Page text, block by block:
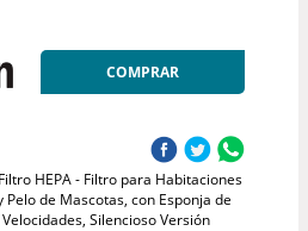
COMPRAR
HEPA - Filtro para Habitaciones
Pelo de Mascotas, con Esponja de
Silencioso Versión